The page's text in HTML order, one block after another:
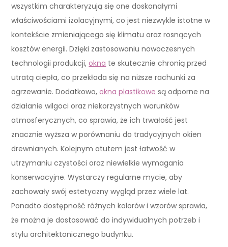
wszystkim charakteryzują się one doskonałymi
właściwościami izolacyjnymi, co jest niezwykle istotne w
kontekście zmieniającego się klimatu oraz rosnących
kosztów energii. Dzięki zastosowaniu nowoczesnych
technologii produkcji,okna te skutecznie chronią przed
utratą ciepła, co przekłada się na niższe rachunki za
ogrzewanie. Dodatkowo,okna plastikowe są odporne na
działanie wilgoci oraz niekorzystnych warunków
atmosferycznych, co sprawia, że ich trwałość jest
znacznie wyższa w porównaniu do tradycyjnych okien
drewnianych. Kolejnym atutem jest łatwość w
utrzymaniu czystości oraz niewielkie wymagania
konserwacyjne. Wystarczy regularne mycie, aby
zachowały swój estetyczny wygląd przez wiele lat.
Ponadto dostępność różnych kolorów i wzorów sprawia,
że można je dostosować do indywidualnych potrzeb i
stylu architektonicznego budynku.